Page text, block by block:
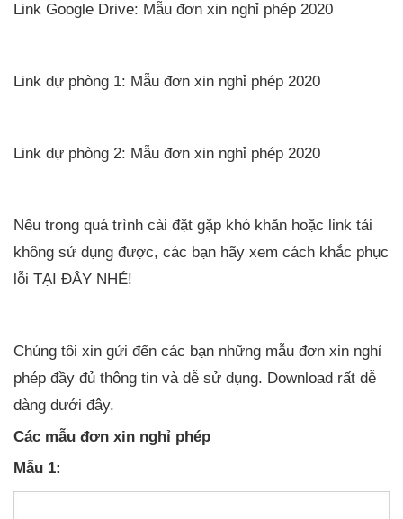
Link Google Drive: Mẫu đơn xin nghỉ phép 2020
Link dự phòng 1: Mẫu đơn xin nghỉ phép 2020
Link dự phòng 2: Mẫu đơn xin nghỉ phép 2020
Nếu trong quá trình cài đặt gặp khó khăn hoặc link tải
không sử dụng được, các bạn hãy xem cách khắc phục
lỗi TẠI ĐÂY NHÉ!
Chúng tôi xin gửi đến các bạn những mẫu đơn xin nghỉ
phép đầy đủ thông tin và dễ sử dụng. Download rất dễ
dàng dưới đây.
Các mẫu đơn xin nghỉ phép
Mẫu 1: